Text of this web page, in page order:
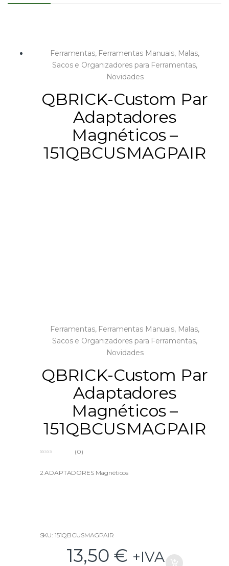
Ferramentas, Ferramentas Manuais, Malas,
Sacos e Organizadores para Ferramentas,
Novidades
QBRICK-Custom Par
Adaptadores
Magnéticos –
151QBCUSMAGPAIR
Ferramentas, Ferramentas Manuais, Malas,
Sacos e Organizadores para Ferramentas,
Novidades
QBRICK-Custom Par
Adaptadores
Magnéticos –
151QBCUSMAGPAIR
u
(0)
2 ADAPTADORES Magnéticos
SKU: 151QBCUSMAGPAIR
13,50 € +IVA